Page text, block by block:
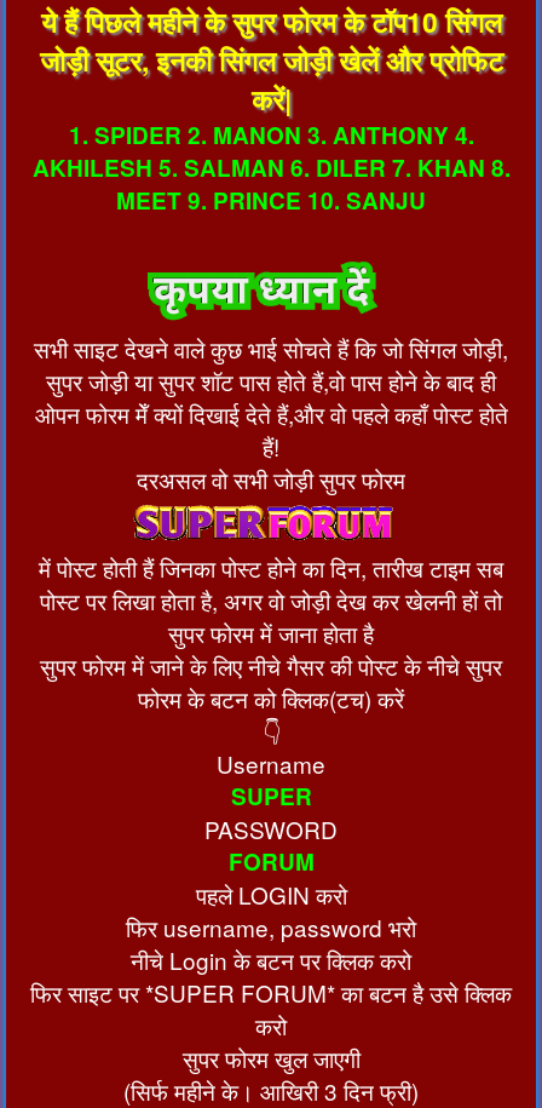
ये हैं पिछले महीने के सुपर फोरम के टॉप10 सिंगल
जोड़ी सूटर, इनकी सिंगल जोड़ी खेलें और प्रोफिट
करें|
1. SPIDER 2. MANON 3. ANTHONY 4.
AKHILESH 5. SALMAN 6. DILER 7. KHAN 8.
MEET 9. PRINCE 10. SANJU
सभी साइट देखने वाले कुछ भाई सोचते हैं कि जो सिंगल जोड़ी,
सुपर जोड़ी या सुपर शॉट पास होते हैं,वो पास होने के बाद ही
ओपन फोरम मेँ क्यों दिखाई देते हैं,और वो पहले कहाँ पोस्ट होते
हैं!
दरअसल वो सभी जोड़ी सुपर फोरम
में पोस्ट होती हैं जिनका पोस्ट होने का दिन, तारीख टाइम सब
पोस्ट पर लिखा होता है, अगर वो जोड़ी देख कर खेलनी हों तो
सुपर फोरम में जाना होता है
सुपर फोरम में जाने के लिए नीचे गैसर की पोस्ट के नीचे सुपर
फोरम के बटन को क्लिक(टच) करें
👇
Username
SUPER
PASSWORD
FORUM
पहले LOGIN करो
फिर username, password भरो
नीचे Login के बटन पर क्लिक करो
फिर साइट पर *SUPER FORUM* का बटन है उसे क्लिक
करो
सुपर फोरम खुल जाएगी
(सिर्फ महीने के। आखिरी 3 दिन फ्री)